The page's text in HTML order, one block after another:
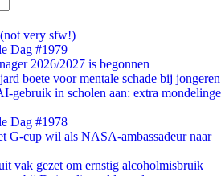
very sfw!)
Dag #1979
2026/2027 is begonnen
boete voor mentale schade bij jongeren
gebruik in scholen aan: extra mondelinge
Dag #1978
G-cup wil als NASA-ambassadeur naar
vak gezet om ernstig alcoholmisbruik